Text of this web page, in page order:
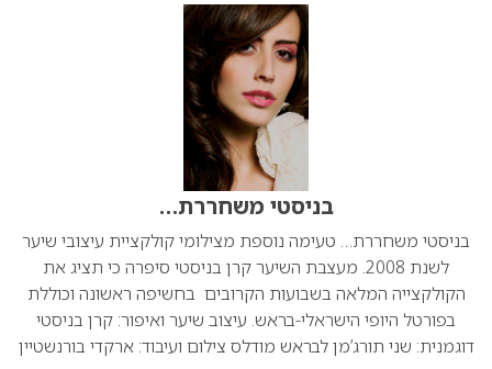
בניסטי משחררת…
בניסטי משחררת… טעימה נוספת מצילומי קולקציית עיצובי שיער
לשנת 2008. מעצבת השיער קרן בניסטי סיפרה כי תציג את
הקולקצייה המלאה בשבועות הקרובים בחשיפה ראשונה וכוללת
בפורטל היופי הישראלי-בראש. עיצוב שיער ואיפור: קרן בניסטי
דוגמנית: שני תורג’מן לבראש מודלס צילום ועיבוד: ארקדי בורנשטיין